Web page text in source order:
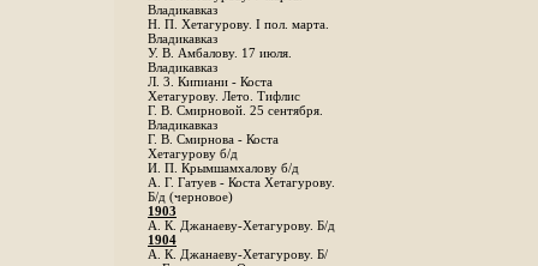
Владикавказ
Н. П. Хетагурову. I пол. марта.
Владикавказ
У. В. Амбалову. 17 июля.
Владикавказ
Л. 3. Кипиани - Коста
Хетагурову. Лето. Тифлис
Г. В. Смирновой. 25 сентября.
Владикавказ
Г. В. Смирнова - Коста
Хетагурову б/д
И. П. Крымшамхалову б/д
А. Г. Гатуев - Коста Хетагурову.
Б/д (черновое)
1903
А. К. Джанаеву-Хетагурову. Б/д
1904
А. К. Джанаеву-Хетагурову. Б/